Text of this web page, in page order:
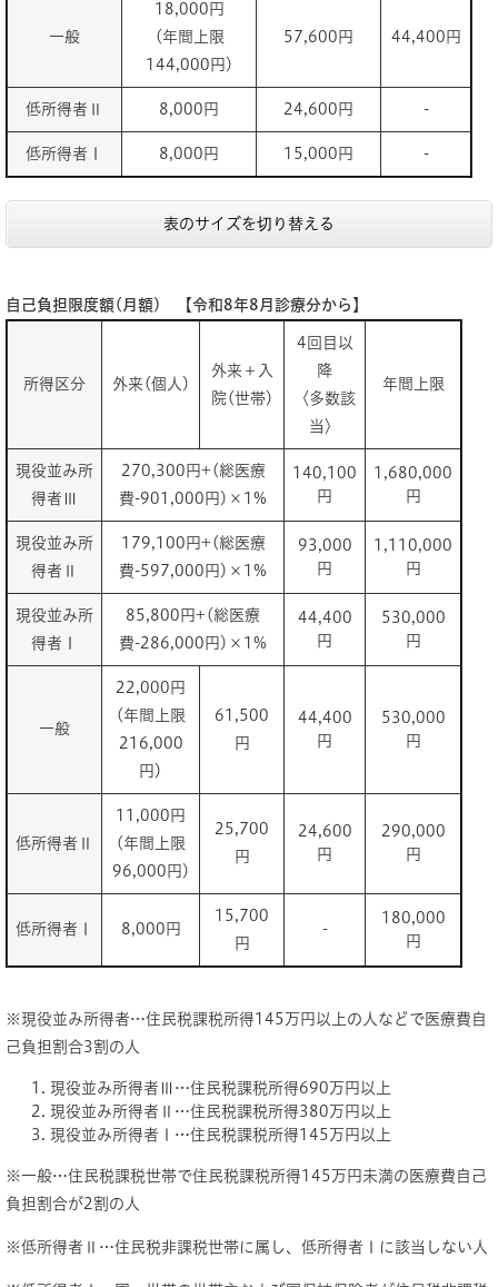
一般
18,000円
(年間上限
144,000円)
57,600円 44,400円
低所得者Ⅱ 8,000円 24,600円 -
低所得者Ⅰ 8,000円 15,000円 -
表のサイズを切り替える
自己負担限度額(月額) 【令和8年8月診療分から】
所得区分 外来(個人)
外来＋入
院(世帯)
4回目以
降
〈多数該
当〉
年間上限
現役並み所
得者Ⅲ
270,300円+(総医療
費-901,000円)×1%
140,100
円
1,680,000
円
現役並み所
得者Ⅱ
179,100円+(総医療
費-597,000円)×1%
93,000
円
1,110,000
円
現役並み所
得者Ⅰ
85,800円+(総医療
費-286,000円)×1%
44,400
円
530,000
円
一般
22,000円
(年間上限
216,000
円)
61,500
円
44,400
円
530,000
円
低所得者Ⅱ
11,000円
(年間上限
96,000円)
25,700
円
24,600
円
290,000
円
低所得者Ⅰ 8,000円
15,700
円
-
180,000
円
※現役並み所得者…住民税課税所得145万円以上の人などで医療費自
己負担割合3割の人
現役並み所得者Ⅲ…住民税課税所得690万円以上
現役並み所得者Ⅱ…住民税課税所得380万円以上
現役並み所得者Ⅰ…住民税課税所得145万円以上
※一般…住民税課税世帯で住民税課税所得145万円未満の医療費自己
負担割合が2割の人
※低所得者Ⅱ…住民税非課税世帯に属し、低所得者Ⅰに該当しない人